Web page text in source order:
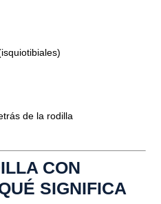
de la rodilla
CON
SIGNIFICA